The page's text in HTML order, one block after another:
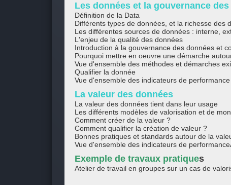
Les données et la gouvernance
Définition de la Data
Différents types de données, et la richesse des
Les différentes sources de données : interne,
L'enjeu de la qualité des données
Introduction à la gouvernance des données et
Pourquoi mettre en oeuvre une démarche
Vue d'ensemble des méthodes et démarches
Qualifier la donnée
Vue d'ensemble des indicateurs de
La valeur des données
La valeur des données tient dans leur usage
Les différents modèles de valorisation et de
Comment créer de la valeur ?
Comment qualifier la création de valeur ?
Bonnes pratiques et standards autour de la
Vue d'ensemble des indicateurs de
Exemple de travaux pratiques
Atelier de travail en groupes sur un cas de